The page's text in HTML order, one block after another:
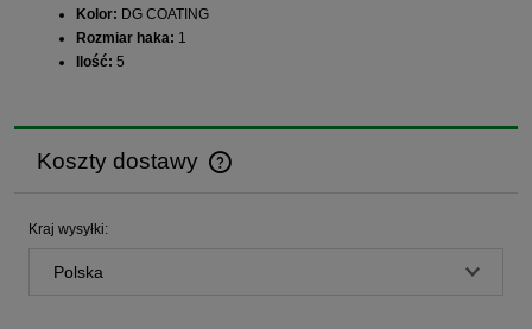
Kolor: DG COATING
Rozmiar haka: 1
Ilość: 5
Koszty dostawy
Cena nie zawiera ewentualnych kosztów płatności
Kraj wysyłki: